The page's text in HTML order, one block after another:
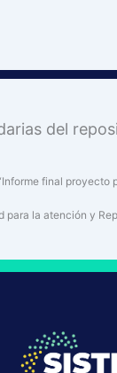
del
final proyecto
para la atención y